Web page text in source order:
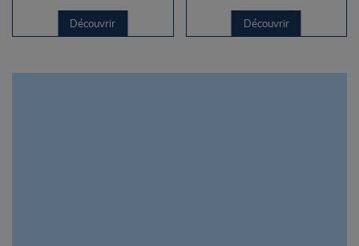
Découvrir Découvrir